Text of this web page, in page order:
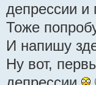
депрессии и
Тоже
И напишу
Ну вот,